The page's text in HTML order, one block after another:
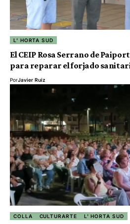
L' HORTA SUD
El CEIP Rosa Serrano de
para reparar el forjado
PorJavier Ruiz
COLLA CULTURARTE L' HORTA SUD